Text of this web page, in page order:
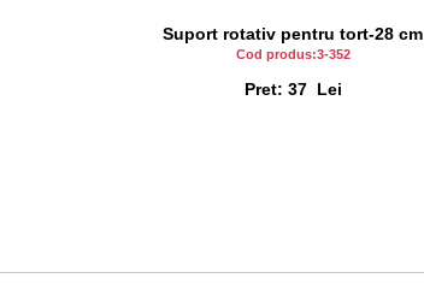
Suport rotativ pentru tort-28 cm
Cod produs:3-352
Pret: 37 Lei